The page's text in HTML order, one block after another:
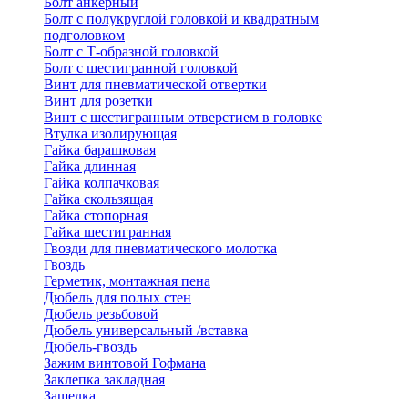
Болт с полукруглой головкой и квадратным
подголовком
Болт с Т-образной головкой
Болт с шестигранной головкой
Винт для пневматической отвертки
Винт для розетки
Винт с шестигранным отверстием в головке
Втулка изолирующая
Гайка барашковая
Гайка длинная
Гайка колпачковая
Гайка скользящая
Гайка стопорная
Гайка шестигранная
Гвозди для пневматического молотка
Гвоздь
Герметик, монтажная пена
Дюбель для полых стен
Дюбель резьбовой
Дюбель универсальный /вставка
Дюбель-гвоздь
Зажим винтовой Гофмана
Заклепка закладная
Защелка